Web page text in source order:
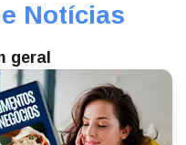
Notícias
geral